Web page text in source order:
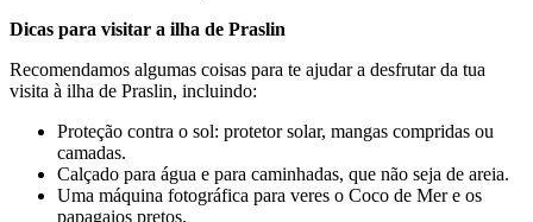
Dicas para visitar a ilha de Praslin
Recomendamos algumas coisas para te ajudar a desfrutar da tua
visita à ilha de Praslin, incluindo:
Proteção contra o sol: protetor solar, mangas compridas ou
camadas.
Calçado para água e para caminhadas, que não seja de areia.
Uma máquina fotográfica para veres o Coco de Mer e os
papagaios pretos.